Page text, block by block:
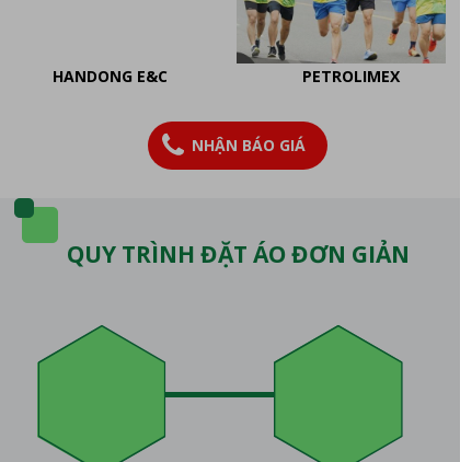
NHẬN BÁO GIÁ
PETROLIMEX
HANDONG E&C
QUY TRÌNH ĐẶT ÁO ĐƠN GIẢN